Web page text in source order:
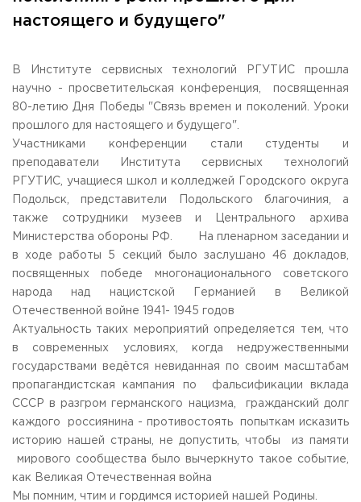
Общежитие / Кампус РГУТИС
Работа с лицами с ОВЗ и инвалидами
Научная деятельность
Дополнительное образование
Федеральный ресурсный центр
Федеральное учебно-методическое объединение в
системе СПО
Профком
Конкурс ППС
Сведения об образовательной
АДРЕС
141221, Московская обл.,Городской округ Пушкинский,
ул. Главная, 99
ТЕЛЕФОНЫ
+7 (495) 940 83 00
+7 (495) 940 83 58 - Приемная комиссия
obrashenia@rguts.ru
priem@rguts.ru - Приемная комиссия
пт: с 09:00 до 16:45;
сб-вс: выходной
пн-пт: с 10:00 до 17:00;
сб: с 10:00 до 15:30;
вс: выходной.
настоящего и будущего"
В Институте сервисных технологий РГУТИС прошла
научно - просветительская конференция, посвященная
80-летию Дня Победы "Связь времен и поколений. Уроки
прошлого для настоящего и будущего".
Участниками конференции стали студенты и
преподаватели Института сервисных технологий
РГУТИС, учащиеся школ и колледжей Городского округа
Подольск, представители Подольского благочиния, а
также сотрудники музеев и Центрального архива
Министерства обороны РФ. На пленарном заседании и
в ходе работы 5 секций было заслушано 46 докладов,
посвященных победе многонационального советского
народа над нацистской Германией в Великой
Отечественной войне 1941- 1945 годов
Актуальность таких мероприятий определяется тем, что
в современных условиях, когда недружественными
государствами ведётся невиданная по своим масштабам
пропагандистская кампания по фальсификации вклада
СССР в разгром германского нацизма, гражданский долг
каждого россиянина - противостоять попыткам исказить
историю нашей страны, не допустить, чтобы из памяти
мирового сообщества было вычеркнуто такое событие,
как Великая Отечественная война
Мы помним, чтим и гордимся историей нашей Родины.